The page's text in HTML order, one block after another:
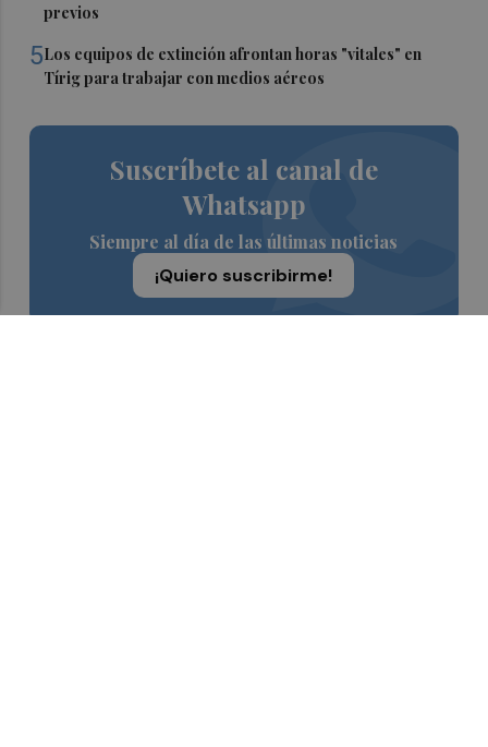
previos
5Los equipos de extinción afrontan horas "vitales" en
Tírig para trabajar con medios aéreos
Suscríbete al canal de
Whatsapp
Siempre al día de las últimas noticias
¡Quiero suscribirme!